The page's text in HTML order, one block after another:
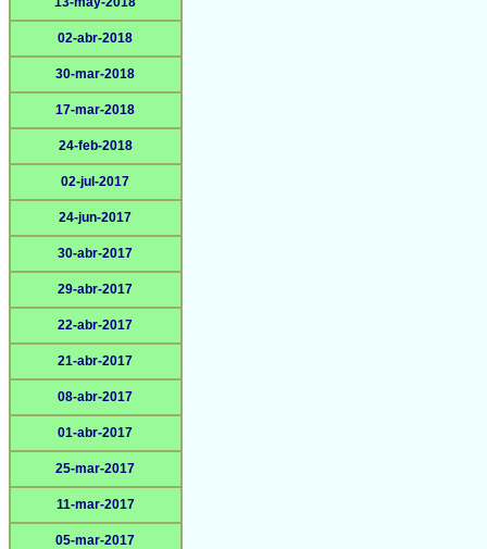
02-abr-2018
30-mar-2018
17-mar-2018
24-feb-2018
02-jul-2017
24-jun-2017
30-abr-2017
29-abr-2017
22-abr-2017
21-abr-2017
08-abr-2017
01-abr-2017
25-mar-2017
11-mar-2017
05-mar-2017